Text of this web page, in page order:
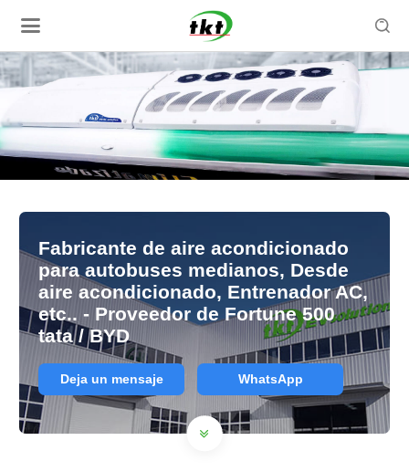

Fabricante de aire acondicionado
para autobuses medianos, Desde
aire acondicionado, Entrenador AC,
etc.. - Proveedor de Fortune 500
tata / BYD
Deja un mensaje WhatsApp